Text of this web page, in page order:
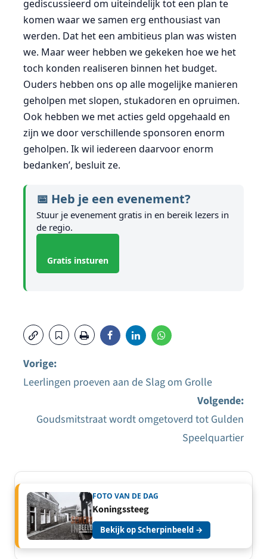
gediscussieerd om uiteindelijk tot een plan te
komen waar we samen erg enthousiast van
werden. Dat het een ambitieus plan was wisten
we. Maar weer hebben we gekeken hoe we het
toch konden realiseren binnen het budget.
Ouders hebben ons op alle mogelijke manieren
geholpen met slopen, stukadoren en opruimen.
Ook hebben we met acties geld opgehaald en
zijn we door verschillende sponsoren enorm
geholpen. Ik wil iedereen daarvoor enorm
bedanken’, besluit ze.
📅 Heb je een evenement?
Stuur je evenement gratis in en bereik lezers in
de regio.
Gratis insturen
Bericht
navigatie
Vorige:
Leerlingen proeven aan de Slag om Grolle
Volgende:
Goudsmitstraat wordt omgetoverd tot Gulden
Speelquartier
FOTO VAN DE DAG
Koningssteeg
Bekijk op Scherpinbeeld →